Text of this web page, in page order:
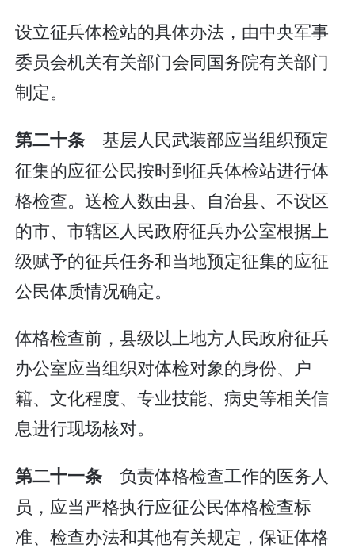
设立征兵体检站的具体办法，由中央军事
委员会机关有关部门会同国务院有关部门
制定。
第二十条 基层人民武装部应当组织预定
征集的应征公民按时到征兵体检站进行体
格检查。送检人数由县、自治县、不设区
的市、市辖区人民政府征兵办公室根据上
级赋予的征兵任务和当地预定征集的应征
公民体质情况确定。
体格检查前，县级以上地方人民政府征兵
办公室应当组织对体检对象的身份、户
籍、文化程度、专业技能、病史等相关信
息进行现场核对。
第二十一条 负责体格检查工作的医务人
员，应当严格执行应征公民体格检查标
准、检查办法和其他有关规定，保证体格